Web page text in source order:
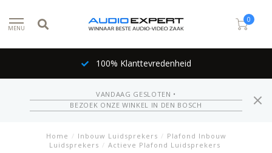
MENU
0
100% Klanttevredenheid
VANDAAG GESLOTEN •
BEZOEK ONZE WINKEL IN DEN BOSCH
Home / Inbouw Luidsprekers / Plafond Inbouw
Luidsprekers / Actieve Plafond Luidsprekers